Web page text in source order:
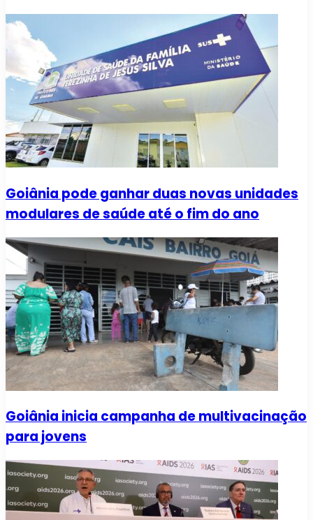
Goiânia pode ganhar duas novas unidades
modulares de saúde até o fim do ano
Goiânia inicia campanha de multivacinação
para jovens